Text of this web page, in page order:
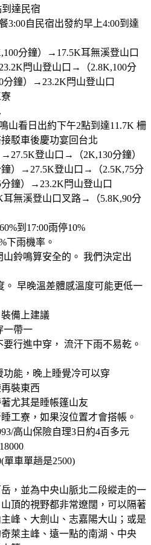
達民宿
3:00自民宿出發約早上4:00到達
分鐘）→17.5K耳無溪登山口
閂山登山口→（2.8K,100分
鐘）→23.2K閂山登山口
山看日出約下午2點到達11.7K 柵
駁車後慶功宴回台北
登山口→（2K,130分鐘）
）→27.5K登山口→（2.5K,75分
鐘）→23.2K閂山登山口
無溪登山口叉路→（5.8K,90分
到17:00雨停10%
下雨機率。
鈴鳴算安全的。 我們決定出
。 早晚溫差體感溫度可能更低一
備上建議
一帶一
行進中穿， 流汗下雨不易乾。
能，晚上睡覺冷可以穿
裝東西
尤其是睡帳篷山友
工寮，如果沒位置才會搭帳。
高山保險自理3日約4百多元
單車單趟是2500)
，並為中央山脈北二段縱走的一
頂的視野都非常遼闊，可以隔著
峰、大劍山、志嘉陽大山；或是
萊主峰、遠一點的南湖、中央